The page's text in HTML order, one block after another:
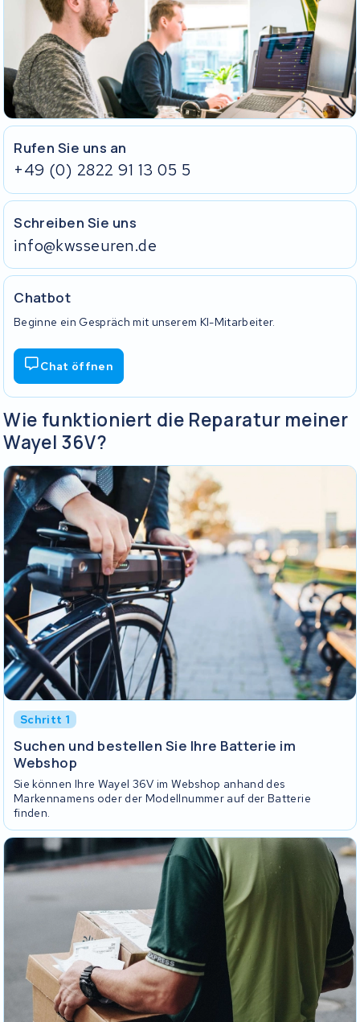
Rufen Sie uns an
+49 (0) 2822 91 13 05 5
Schreiben Sie uns
info@kwsseuren.de
Chatbot
Beginne ein Gespräch mit unserem KI-Mitarbeiter.
Chat öffnen
Wie funktioniert die Reparatur meiner
Wayel 36V?
Schritt 1
Suchen und bestellen Sie Ihre Batterie im
Webshop
Sie können Ihre Wayel 36V im Webshop anhand des
Markennamens oder der Modellnummer auf der Batterie
finden.